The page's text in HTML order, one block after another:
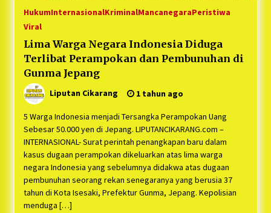
Sebelum Waktunya
1 tahun ago
Kartini Penggerak Lingkungan dari Sampah
Bukit Berlian
1 tahun ago
PNM Berangkatkan Ratusan Peserta : Mudik
1 tahun ago
Ketua Umum Jurpala KOSMI Indonesia Gilang
Bayu Nugraha, S.H, Ucapkan Terimakasih Atas
Support Camat Kedungwaringin Memberikan
Logistik Ke Posko Jurpala Kosmi
1 tahun ago
HukumInternasionalKriminalMancanegaraPeristiwa
Viral
Lima Warga Negara Indonesia Diduga
Terlibat Perampokan dan Pembunuhan di
Gunma Jepang
Liputan Cikarang 1 tahun ago
5 Warga Indonesia menjadi Tersangka Perampokan Uang
Sebesar 50.000 yen di Jepang. LIPUTANCIKARANG.com –
INTERNASIONAL- Surat perintah penangkapan baru dalam
kasus dugaan perampokan dikeluarkan atas lima warga
negara Indonesia yang sebelumnya didakwa atas dugaan
pembunuhan seorang rekan senegaranya yang berusia 37
tahun di Kota Isesaki, Prefektur Gunma, Jepang. Kepolisian
menduga […]